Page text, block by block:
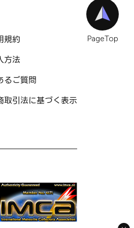
PageTop
規約
方法
るご質問
取引法に基づく表示